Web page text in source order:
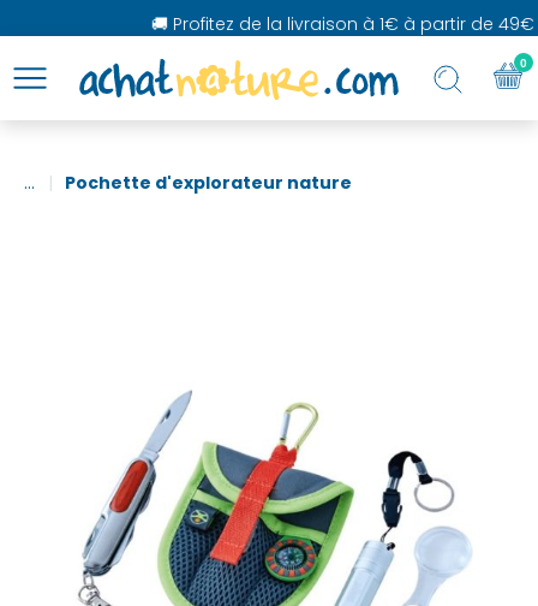
🚚 Profitez de la livraison à 1€ à partir de 49€
... Pochette d'explorateur nature
0